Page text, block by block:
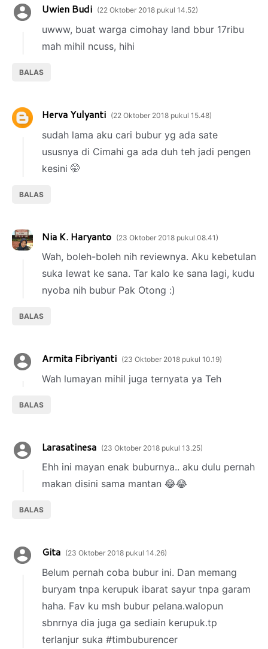
Uwien Budi 22 Oktober 2018 pukul 14.52
uwww, buat warga cimohay land bbur 17ribu
mah mihil ncuss, hihi
BALAS
Herva Yulyanti 22 Oktober 2018 pukul 15.48
sudah lama aku cari bubur yg ada sate
ususnya di Cimahi ga ada duh teh jadi pengen
kesini 🤭
BALAS
Nia K. Haryanto 23 Oktober 2018 pukul 08.41
Wah, boleh-boleh nih reviewnya. Aku kebetulan
suka lewat ke sana. Tar kalo ke sana lagi, kudu
nyoba nih bubur Pak Otong :)
BALAS
Armita Fibriyanti 23 Oktober 2018 pukul 10.19
Wah lumayan mihil juga ternyata ya Teh
BALAS
Larasatinesa 23 Oktober 2018 pukul 13.25
Ehh ini mayan enak buburnya.. aku dulu pernah
makan disini sama mantan 😂😂
BALAS
Gita 23 Oktober 2018 pukul 14.26
Belum pernah coba bubur ini. Dan memang
buryam tnpa kerupuk ibarat sayur tnpa garam
haha. Fav ku msh bubur pelana.walopun
sbnrnya dia juga ga sediain kerupuk.tp
terlanjur suka #timbuburencer